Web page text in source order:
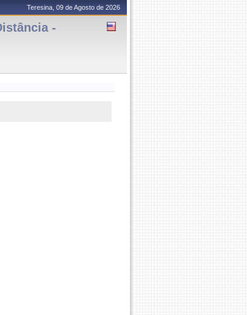
Teresina, 09 de Agosto de 2026
-